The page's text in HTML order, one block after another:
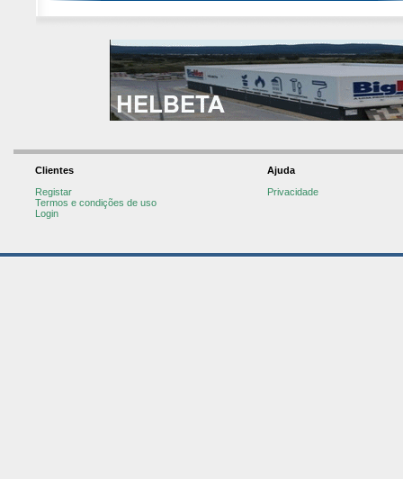
Clientes
Registar
Termos e condições de uso
Login
Ajuda
Privacidade